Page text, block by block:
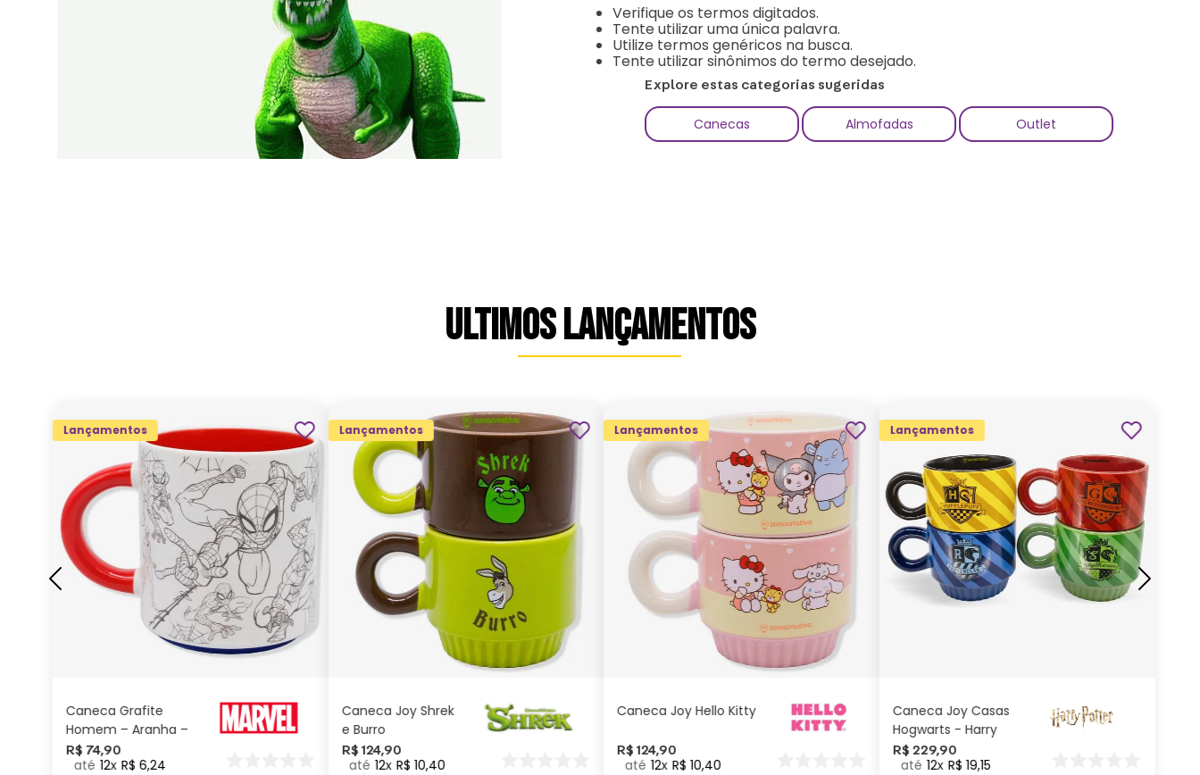
Verifique os termos digitados.
Tente utilizar uma única palavra.
Utilize termos genéricos na busca.
Tente utilizar sinônimos do termo desejado.
Explore estas categorias sugeridas
Canecas Almofadas Outlet
ULTIMOS LANÇAMENTOS
Lançamentos
Caneca Grafite
Homem – Aranha –
Marvel
R$ 74,90
12 R$ 6,24
ADICIONAR AO
CARRINHO
Lançamentos
Caneca Joy Shrek
e Burro
R$ 124,90
12 R$ 10,40
ADICIONAR AO
CARRINHO
Lançamentos
Caneca Joy Hello Kitty
R$ 124,90
12 R$ 10,40
ADICIONAR AO
CARRINHO
Lançamentos
Caneca Joy Casas
Hogwarts - Harry
Potter
R$ 229,90
12 R$ 19,15